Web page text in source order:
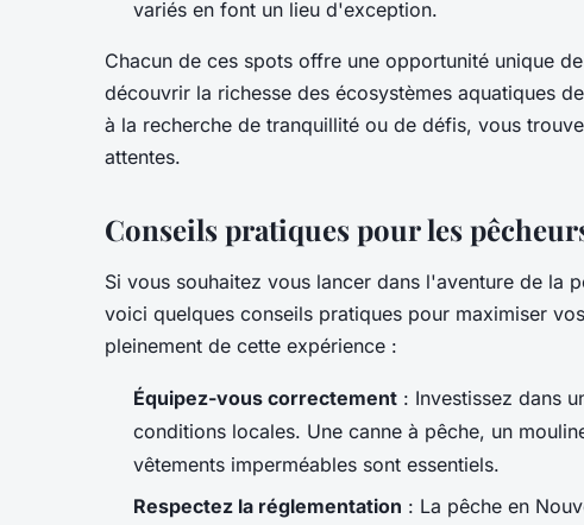
variés en font un lieu d'exception.
Chacun de ces spots offre une opportunité unique
découvrir la richesse des écosystèmes aquatiques
à la recherche de tranquillité ou de défis, vous
attentes.
Conseils pratiques pour les
Si vous souhaitez vous lancer dans l'aventure de la
voici quelques conseils pratiques pour maximiser
pleinement de cette expérience :
Équipez-vous correctement : Investissez dans
conditions locales. Une canne à pêche, un
vêtements imperméables sont essentiels.
Respectez la réglementation : La pêche en